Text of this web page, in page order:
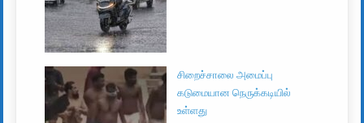
சிறைச்சாலை அமைப்பு
கடுமையான நெருக்கடியில்
உள்ளது